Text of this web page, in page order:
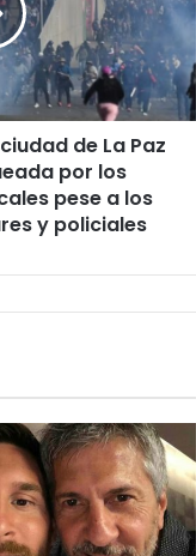
de La Paz
por los
pese a los
y policiales